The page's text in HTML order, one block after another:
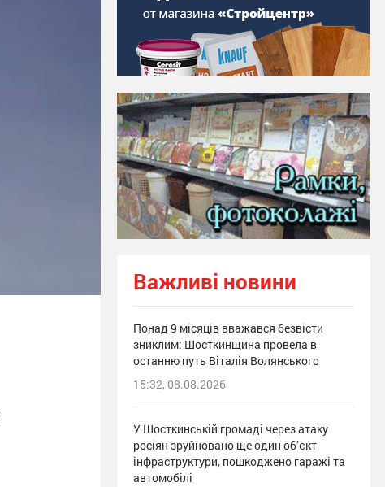
Важливі новини
Понад 9 місяців вважався безвісти
зниклим: Шосткинщина провела в
останню путь Віталія Волянського
15:32, 08.08.2026
У Шосткинській громаді через атаку
росіян зруйновано ще один об’єкт
інфраструктури, пошкоджено гаражі та
автомобілі